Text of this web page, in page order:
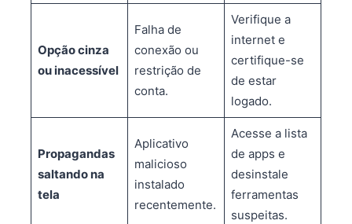
Opção cinza
ou inacessível
Falha de
conexão ou
restrição de
conta.
Verifique a
internet e
certifique-se
de estar
logado.
Propagandas
saltando na
tela
Aplicativo
malicioso
instalado
recentemente.
Acesse a lista
de apps e
desinstale
ferramentas
suspeitas.